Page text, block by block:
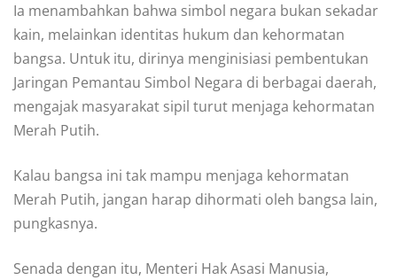
Ia menambahkan bahwa simbol negara bukan sekadar
kain, melainkan identitas hukum dan kehormatan
bangsa. Untuk itu, dirinya menginisiasi pembentukan
Jaringan Pemantau Simbol Negara di berbagai daerah,
mengajak masyarakat sipil turut menjaga kehormatan
Merah Putih.
Kalau bangsa ini tak mampu menjaga kehormatan
Merah Putih, jangan harap dihormati oleh bangsa lain,
pungkasnya.
Senada dengan itu, Menteri Hak Asasi Manusia,